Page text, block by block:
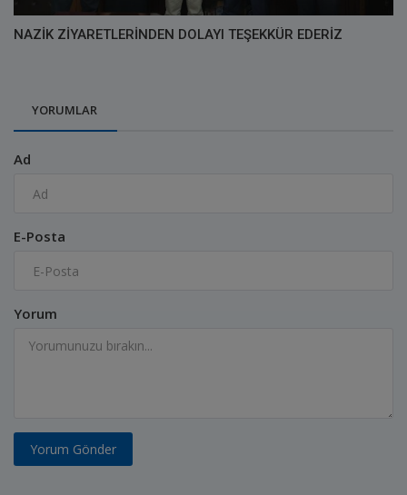
NAZİK ZİYARETLERİNDEN DOLAYI TEŞEKKÜR EDERİZ
YORUMLAR
Ad
E-Posta
Yorum
Yorum Gönder